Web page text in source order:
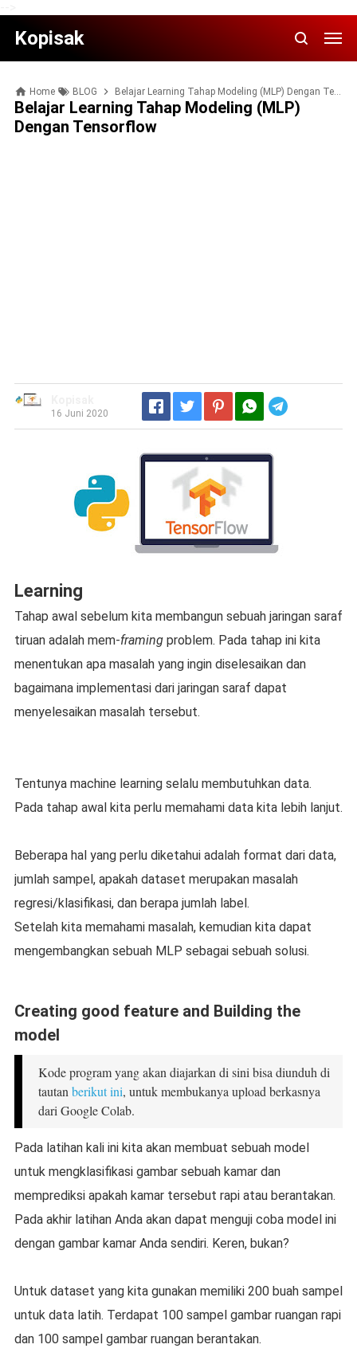
Kopisak
Home BLOG Belajar Learning Tahap Modeling (MLP) Dengan Tensorflow
Belajar Learning Tahap Modeling (MLP)
Dengan Tensorflow
16 Juni 2020
Learning
Tahap awal sebelum kita membangun sebuah jaringan saraf
tiruan adalah mem-framingproblem. Pada tahap ini kita
menentukan apa masalah yang ingin diselesaikan dan
bagaimana implementasi dari jaringan saraf dapat
menyelesaikan masalah tersebut.
Tentunya machine learning selalu membutuhkan data.
Pada tahap awal kita perlu memahami data kita lebih lanjut.
Beberapa hal yang perlu diketahui adalah format dari data,
jumlah sampel, apakah dataset merupakan masalah
regresi/klasifikasi, dan berapa jumlah label.
Setelah kita memahami masalah, kemudian kita dapat
mengembangkan sebuah MLP sebagai sebuah solusi.
Creating good feature and Building the
model
Kode program yang akan diajarkan di sini bisa diunduh di
tautan berikut ini, untuk membukanya upload berkasnya
dari Google Colab.
Pada latihan kali ini kita akan membuat sebuah model
untuk mengklasifikasi gambar sebuah kamar dan
memprediksi apakah kamar tersebut rapi atau berantakan.
Pada akhir latihan Anda akan dapat menguji coba model ini
dengan gambar kamar Anda sendiri. Keren, bukan?
Untuk dataset yang kita gunakan memiliki 200 buah sampel
untuk data latih. Terdapat 100 sampel gambar ruangan rapi
dan 100 sampel gambar ruangan berantakan.